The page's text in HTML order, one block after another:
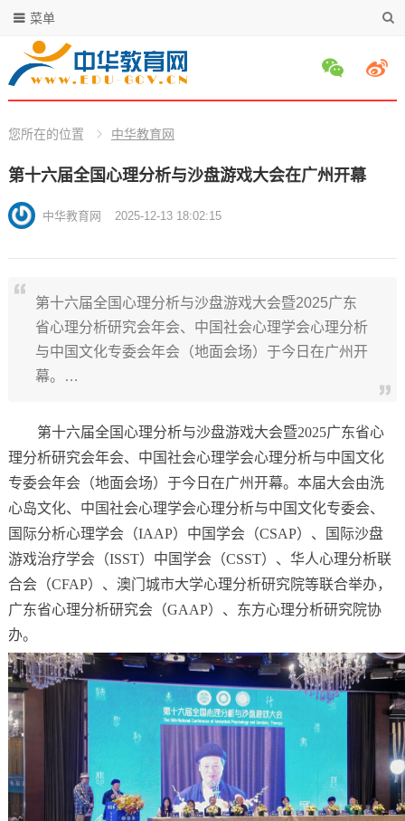
菜单
您所在的位置 中华教育网
第十六届全国心理分析与沙盘游戏大会在广州开幕
中华教育网 2025-12-13 18:02:15
第十六届全国心理分析与沙盘游戏大会暨2025广东
省心理分析研究会年会、中国社会心理学会心理分析
与中国文化专委会年会（地面会场）于今日在广州开
幕。…
第十六届全国心理分析与沙盘游戏大会暨2025广东省心
理分析研究会年会、中国社会心理学会心理分析与中国文化
专委会年会（地面会场）于今日在广州开幕。本届大会由洗
心岛文化、中国社会心理学会心理分析与中国文化专委会、
国际分析心理学会（IAAP）中国学会（CSAP）、国际沙盘
游戏治疗学会（ISST）中国学会（CSST）、华人心理分析联
合会（CFAP）、澳门城市大学心理分析研究院等联合举办，
广东省心理分析研究会（GAAP）、东方心理分析研究院协
办。